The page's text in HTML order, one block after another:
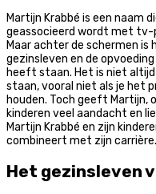
Martijn Krabbé is een naam
geassocieerd wordt met tv-
Maar achter de schermen is
gezinsleven en de
heeft staan. Het is niet
staan, vooral niet als je het
houden. Toch geeft Martijn,
kinderen veel aandacht en
Martijn Krabbé en zijn
combineert met zijn carrière.
Het gezinsleven